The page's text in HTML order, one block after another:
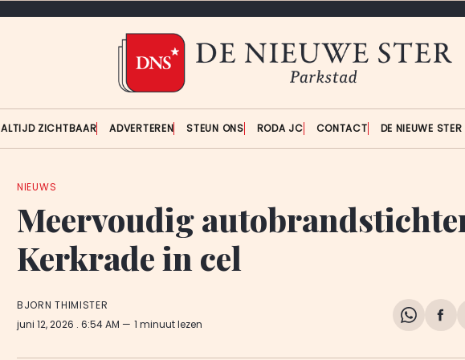
ALTIJD ZICHTBAAR ADVERTEREN STEUN ONS RODA JC CONTACT DE NIEUWE
NIEUWS
Meervoudig
Kerkrade in cel
BJORN THIMISTER
juni 12, 2026 . 6:54 AM 1 minuut lezen
Share